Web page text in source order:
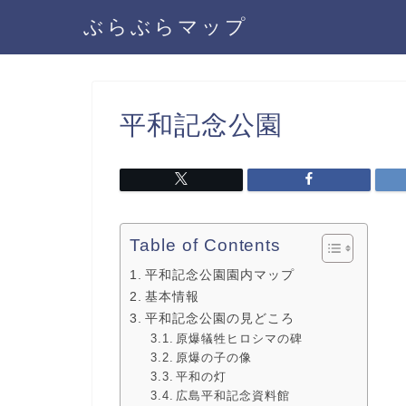
ぶらぶらマップ
平和記念公園
Table of Contents
平和記念公園園内マップ
基本情報
平和記念公園の見どころ
原爆犠牲ヒロシマの碑
原爆の子の像
平和の灯
広島平和記念資料館